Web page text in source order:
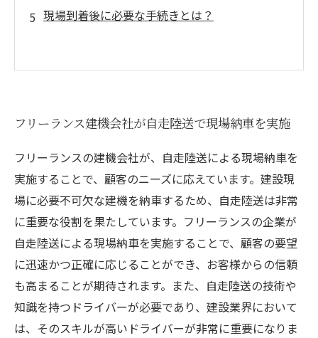
現場到着後に必要な手続きとは？
フリーランス建機会社が自走陸送で現場納車を実施
フリーランスの建機会社が、自走陸送による現場納車を
実施することで、顧客のニーズに応えています。建設現
場に必要不可欠な建機を納車するため、自走陸送は非常
に重要な役割を果たしています。フリーランスの企業が
自走陸送による現場納車を実施することで、顧客の要望
に迅速かつ正確に応じることができ、お客様からの信頼
も高まることが期待されます。また、自走陸送の技術や
知識を持つドライバーが必要であり、建設業界において
は、そのスキルが高いドライバーが非常に重要になりま